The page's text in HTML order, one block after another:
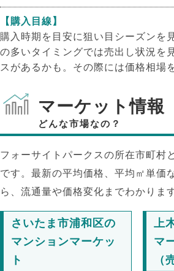
【購入目線】
購入時期を目安に狙い目シーズンを
の多いタイミングでは売出し状況を
スがあるかも。その際には価格相場
マーケット情報
どんな市場なの？
フォーサイトパークスの所在市町村
です。最新の平均価格、平均㎡単価
ら、流通量や価格変化までわかります
さいたま市浦和区の
マンションマーケッ
ト
上
マ
（